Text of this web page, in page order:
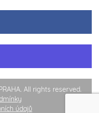
All rights reserved.
údajů